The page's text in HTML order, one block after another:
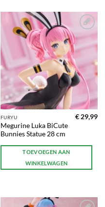
Toevoegen
aan
verlanglijst
FURYU
Megurine Luka BiCute
Bunnies Statue 28 cm
€29,99
TOEVOEGEN AAN
WINKELWAGEN